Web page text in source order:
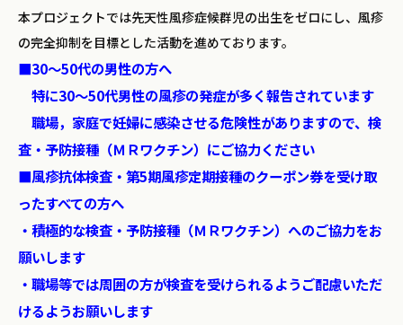
本プロジェクトでは先天性風疹症候群児の出生をゼロにし、風疹
の完全抑制を目標とした活動を進めております。
■30～50代の男性の方へ
特に30～50代男性の風疹の発症が多く報告されています
職場，家庭で妊婦に感染させる危険性がありますので、検
査・予防接種（ＭＲワクチン）にご協力ください
■風疹抗体検査・第5期風疹定期接種のクーポン券を受け取
ったすべての方へ
・積極的な検査・予防接種（ＭＲワクチン）へのご協力をお
願いします
・職場等では周囲の方が検査を受けられるようご配慮いただ
けるようお願いします